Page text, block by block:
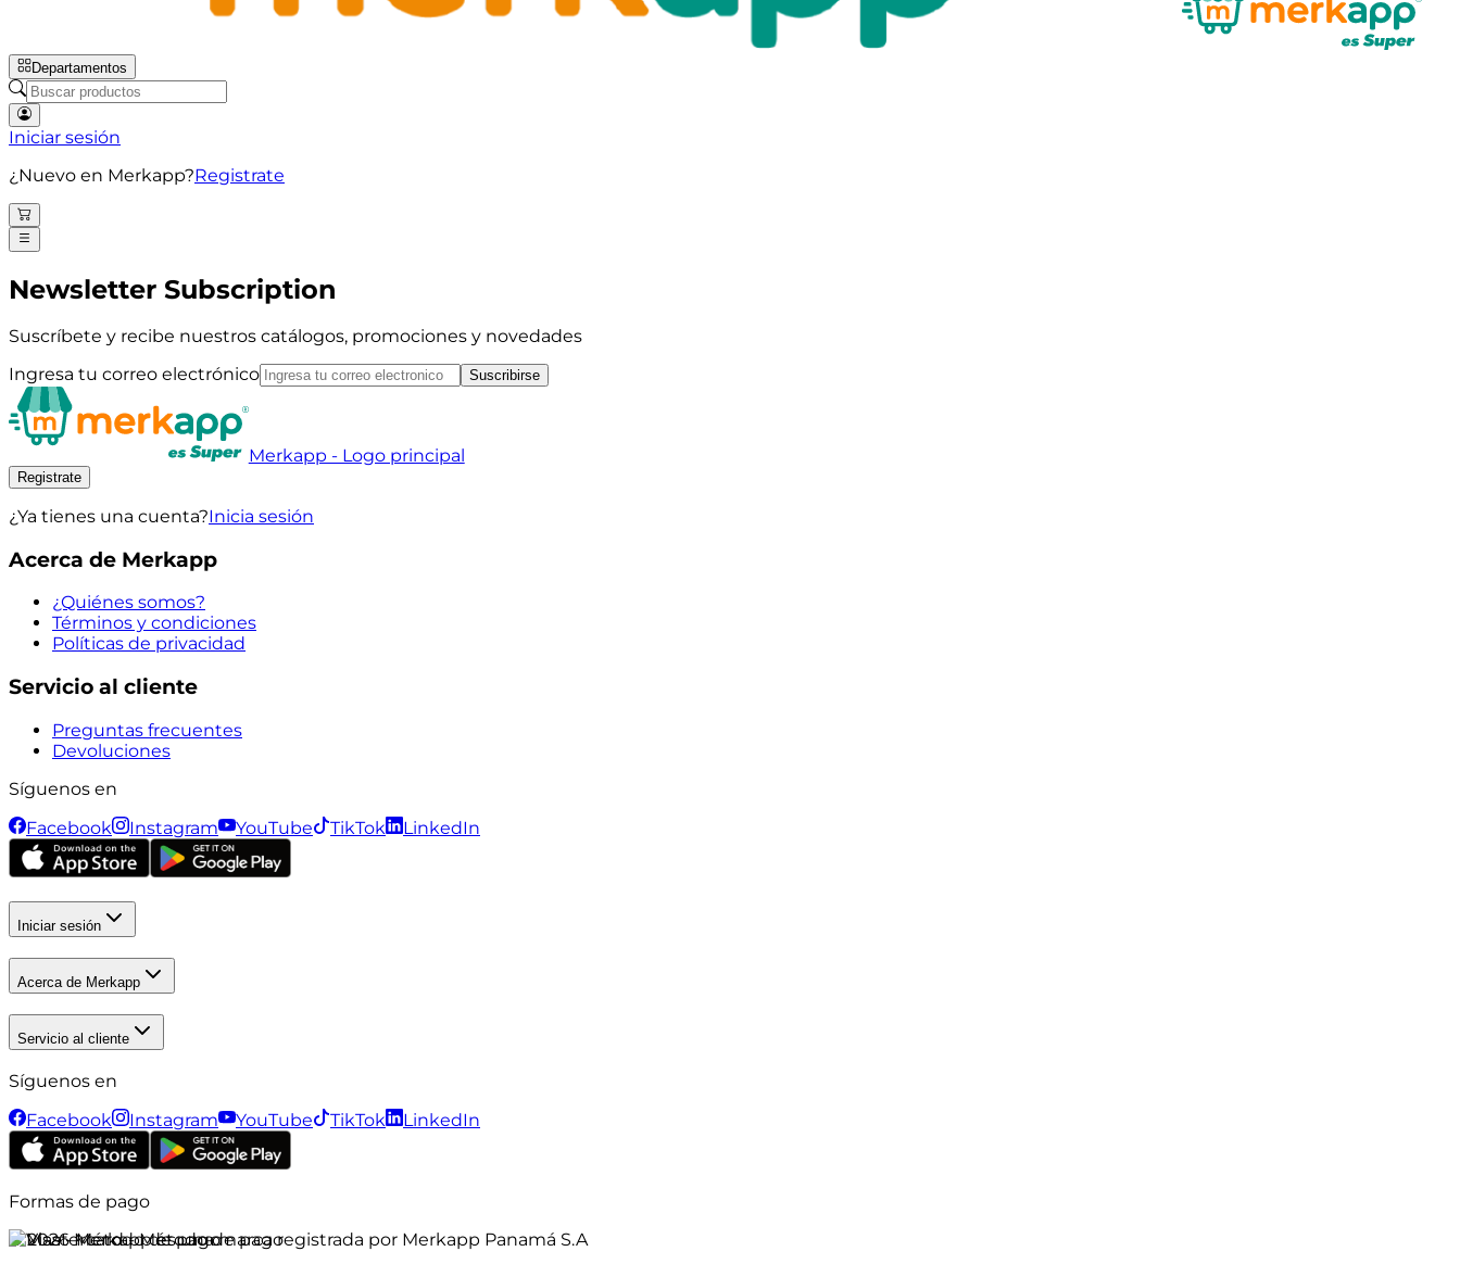
Departamentos
Iniciar sesión
¿Nuevo en Merkapp?Registrate
Newsletter Subscription
Suscríbete y recibe nuestros catálogos, promociones y novedades
Ingresa tu correo electrónico
Suscribirse
Merkapp - Logo principal
Registrate
¿Ya tienes una cuenta?Inicia sesión
Acerca de Merkapp
¿Quiénes somos?
Términos y condiciones
Políticas de privacidad
Servicio al cliente
Preguntas frecuentes
Devoluciones
Síguenos en
Facebook
Instagram YouTube TikTok LinkedIn
Iniciar sesión
Acerca de Merkapp
Servicio al cliente
Síguenos en
Facebook
Instagram YouTube TikTok LinkedIn
Formas de pago
©2026Merkapp es una marca registrada por Merkapp Panamá S.A